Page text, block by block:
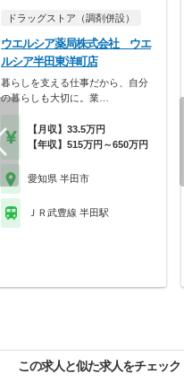
ドラッグストア（調剤併設）
ウエルシア薬局株式会社 ウエ
ルシア半田東洋町店
暮らしを支える仕事だから、自分
の暮らしも大切に。業…
【月収】33.5万円
【年収】515万円～650万円
愛知県 半田市
ＪＲ武豊線 半田駅
この求人と似た求人をチェック